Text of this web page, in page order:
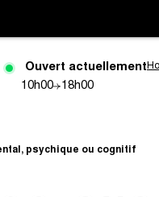
à
Ouvert actuellement
10h00 18h00
psychique ou cognitif